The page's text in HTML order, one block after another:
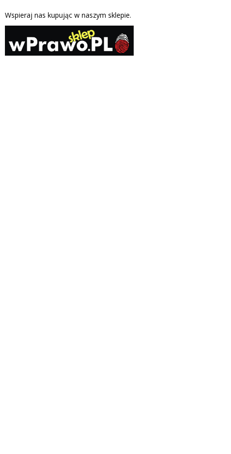
Wspieraj nas kupując w naszym sklepie.